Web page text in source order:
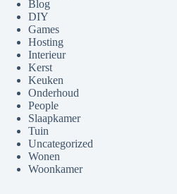
Blog
DIY
Games
Hosting
Interieur
Kerst
Keuken
Onderhoud
People
Slaapkamer
Tuin
Uncategorized
Wonen
Woonkamer